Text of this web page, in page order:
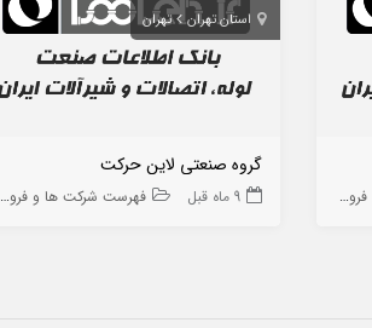
ها
استان تهران تهران
گروه صنعتی لاین حرکت
9 ماه قبل فهرست شرکت ها و فروشگاه ها